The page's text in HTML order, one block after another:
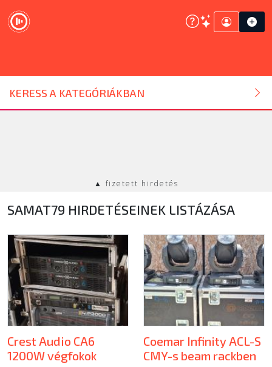
KERESS A KATEGÓRIÁKBAN
DJ ESZKÖZ
HANGTECHNIKA
SZOLGÁLTATÁSOK
ÚJ TERMÉKEK
▲ fizetett hirdetés
SAMAT79 HIRDETÉSEINEK LISTÁZÁSA
Crest Audio CA6
1200W végfokok
Coemar Infinity ACL-S
CMY-s beam rackben